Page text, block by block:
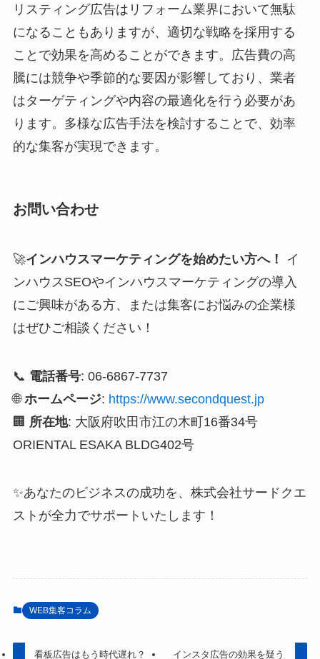
リスティング広告はリフォーム業界において無駄
になることもありますが、適切な戦略を採用する
ことで効果を高めることができます。広告費の高
騰には競争や季節的な要因が影響しており、業者
はターゲティングや内容の最適化を行う必要があ
ります。多様な広告手法を検討することで、効率
的な集客が実現できます。
お問い合わせ
🚀インハウスマーケティングを始めたい方へ！
イ
ンハウスSEOやインハウスマーケティングの導入
にご興味がある方、または集客にお悩みの企業様
はぜひご相談ください！
📞 電話番号: 06-6867-7737
🌐ホームページ: https://www.secondquest.jp
🏢 所在地: 大阪府吹田市江の木町16番34号
ORIENTAL ESAKA BLDG402号
✨あなたのビジネスの成功を、株式会社サードクエ
ストが全力でサポートいたします！
WEB集客コラム
看板広告はもう時代遅れ？ インスタ広告の効果を疑う